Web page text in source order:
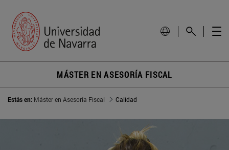
MÁSTER EN ASESORÍA FISCAL
Estás en: Máster en Asesoría Fiscal Calidad